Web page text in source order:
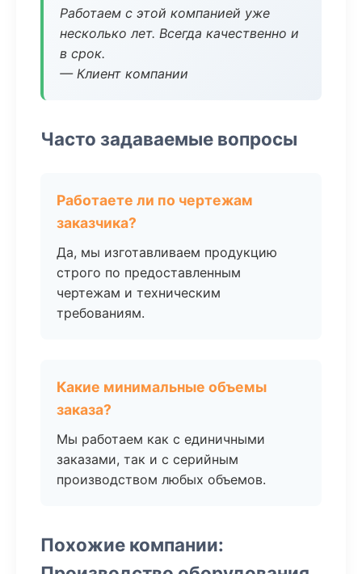
Работаем с этой компанией уже
несколько лет. Всегда качественно и
в срок.
— Клиент компании
Часто задаваемые вопросы
Работаете ли по чертежам
заказчика?
Да, мы изготавливаем продукцию
строго по предоставленным
чертежам и техническим
требованиям.
Какие минимальные объемы
заказа?
Мы работаем как с единичными
заказами, так и с серийным
производством любых объемов.
Похожие компании: